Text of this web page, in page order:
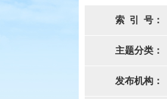
索 引 号：
主题分类：
发布机构：